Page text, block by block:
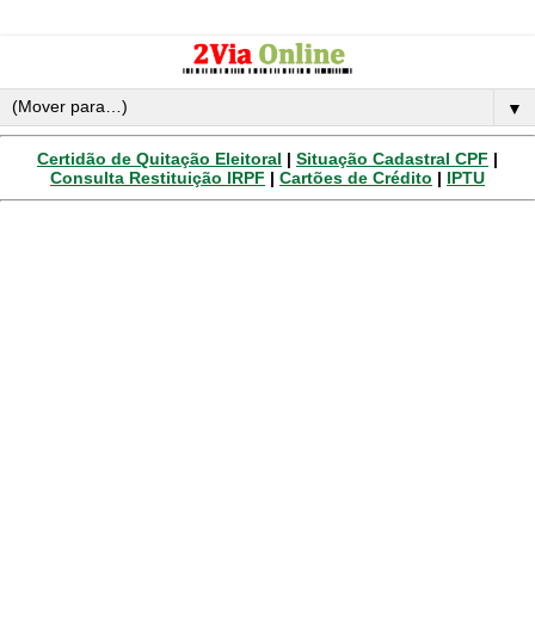
▼
Certidão de Quitação Eleitoral | Situação Cadastral CPF |
Consulta Restituição IRPF | Cartões de Crédito | IPTU